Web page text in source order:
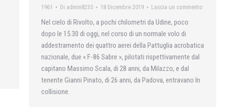
1961 Di admin8235 18 Dicembre 2019 Lascia un commento
Nel cielo di Rivolto, a pochi chilometri da Udine, poco
dopo le 15.30 di oggi, nel corso di un normale volo di
addestramento dei quattro aerei della Pattuglia acrobatica
nazionale, due « F-86 Sabre », pilotati rispettivamente dal
capitano Massimo Scala, di 28 anni, da Milazzo, e dal
tenente Gianni Pinato, di 26 anni, da Padova, entravano In
collisione.